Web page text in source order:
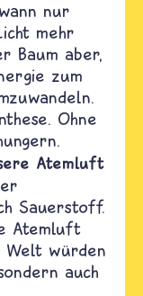
nur
mehr
Baum aber,
zum
Ohne
Atemluft
Sauerstoff.
Atemluft
Welt würden
auch